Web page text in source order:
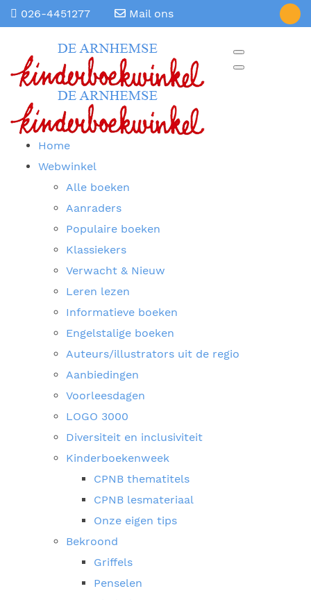
026-4451277 Mail ons
Home
Webwinkel
Alle boeken
Aanraders
Populaire boeken
Klassiekers
Verwacht & Nieuw
Leren lezen
Informatieve boeken
Engelstalige boeken
Auteurs/illustrators uit de regio
Aanbiedingen
Voorleesdagen
LOGO 3000
Diversiteit en inclusiviteit
Kinderboekenweek
CPNB thematitels
CPNB lesmateriaal
Onze eigen tips
Bekroond
Griffels
Penselen